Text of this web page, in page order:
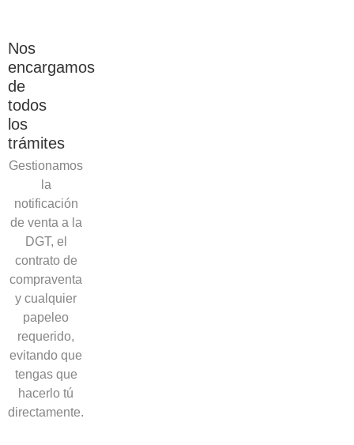
Nos
encargamos
de
todos
los
trámites
Gestionamos
la
notificación
de venta a la
DGT, el
contrato de
compraventa
y cualquier
papeleo
requerido,
evitando que
tengas que
hacerlo tú
directamente.